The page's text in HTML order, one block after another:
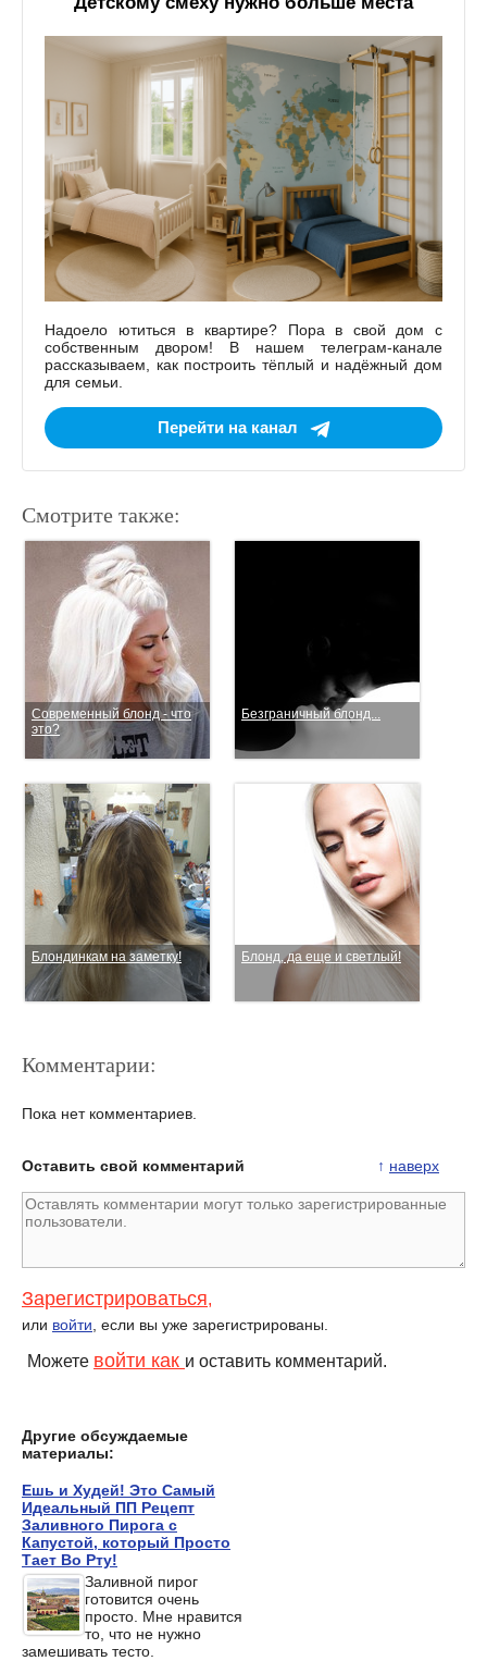
Надоело ютиться в квартире? Пора в свой дом с
собственным двором! В нашем телеграм-канале
рассказываем, как построить тёплый и надёжный дом
для семьи.
Перейти на канал
Смотрите также:
Современный блонд - что
это?
Безграничный блонд...
Блондинкам на заметку! Блонд, да еще и светлый!
Конфетный блонд! Блондинка в баре
Блонд прекрасен со всех
сторон!
Комментарии:
Пока нет комментариев.
↑ наверх
Оставить свой комментарий
Зарегистрироваться,
или войти , если вы уже зарегистрированы.
Можете войти как и оставить комментарий.
Другие обсуждаемые
материалы:
Ешь и Худей! Это Самый
Идеальный ПП Рецепт
Заливного Пирога с
Капустой, который Просто
Тает Во Рту!
Заливной пирог
готовится очень
просто. Мне нравится
то, что не нужно
замешивать тесто.